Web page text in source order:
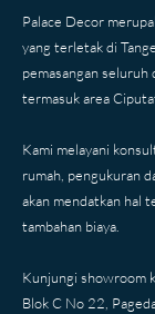
Palace Decor
yang terletak di
pemasangan seluruh
termasuk area
Kami melayani
rumah, pengukuran
akan mendatkan hal
tambahan biaya.
Kunjungi showroom
Blok C No 22,